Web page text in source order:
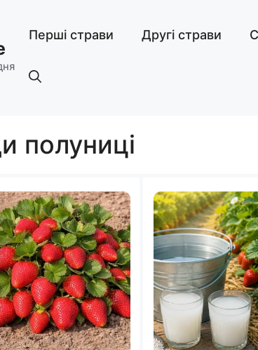
Перші страви Другі страви
полуниці